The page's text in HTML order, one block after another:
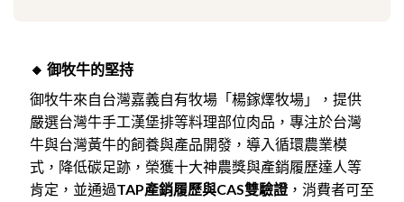
🔸 御牧牛的堅持
御牧牛來自台灣嘉義自有牧場「楊鎵燡牧場」，提供
嚴選台灣牛手工漢堡排等料理部位肉品，專注於台灣
牛與台灣黃牛的飼養與產品開發，導入循環農業模
式，降低碳足跡，榮獲十大神農獎與產銷履歷達人等
肯定，並通過TAP產銷履歷與CAS雙驗證，消費者可至